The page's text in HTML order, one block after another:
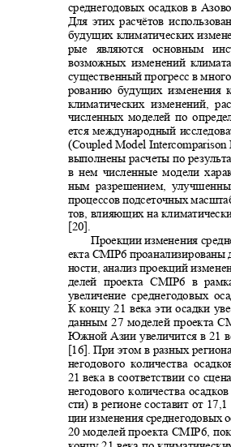
среднегодовых осадков в Азово
Для этих расчётов
будущих климатических
рые являются основным
возможных изменений
существенный прогресс в
рованию будущих изменения
климатических изменений,
численных моделей по
ется международный
(Coupled Model
выполнены расчеты по
в нем численные модели
ным разрешением,
процессов подсеточных
тов, влияющих на
[20].
Проекции изменения
ектаCMIP6 проанализированы
ности, анализ проекций
делей проектаCMIP6 в
увеличение среднегодовых
К концу 21 века эти осадки
данным 27 моделей проекта
Южной Азии увеличится в 21
[16]. При этом в разных
негодового количества
21века в соответствии со
негодового количества
сти) в регионе составит от 17,1
ции изменения
20моделей проекта CMIP6,